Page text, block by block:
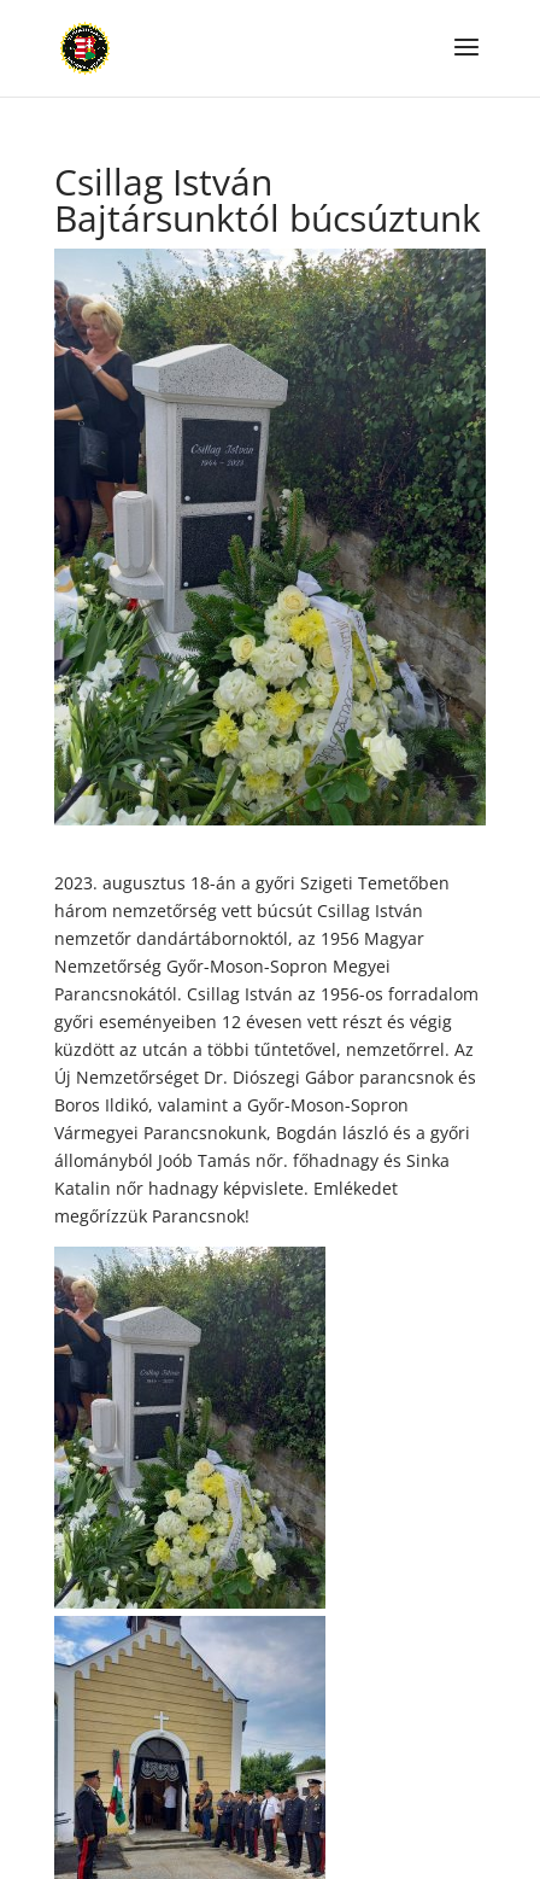
Csillag István
Bajtársunktól búcsúztunk
2023. augusztus 18-án a győri Szigeti Temetőben
három nemzetőrség vett búcsút Csillag István
nemzetőr dandártábornoktól, az 1956 Magyar
Nemzetőrség Győr-Moson-Sopron Megyei
Parancsnokától. Csillag István az 1956-os forradalom
győri eseményeiben 12 évesen vett részt és végig
küzdött az utcán a többi tűntetővel, nemzetőrrel. Az
Új Nemzetőrséget Dr. Diószegi Gábor parancsnok és
Boros Ildikó, valamint a Győr-Moson-Sopron
Vármegyei Parancsnokunk, Bogdán lászló és a győri
állományból Joób Tamás nőr. főhadnagy és Sinka
Katalin nőr hadnagy képvislete. Emlékedet
megőrízzük Parancsnok!